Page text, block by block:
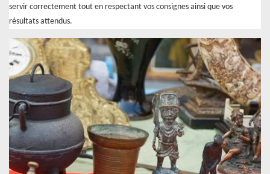
servir correctement tout en respectant vos consignes ainsi que vos
résultats attendus.